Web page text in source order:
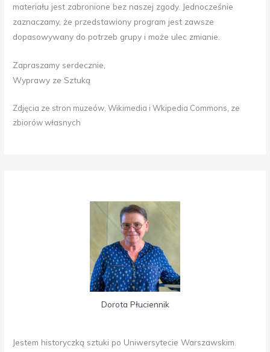
materiału jest zabronione bez naszej zgody. Jednocześnie
zaznaczamy, że przedstawiony program jest zawsze
dopasowywany do potrzeb grupy i może ulec zmianie.
Zapraszamy serdecznie,
Wyprawy ze Sztuką
Zdjęcia ze stron muzeów, Wikimedia i Wkipedia Commons, ze
zbiorów własnych
Dorota Płuciennik
Jestem historyczką sztuki po Uniwersytecie Warszawskim.